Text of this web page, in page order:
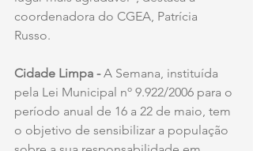
coordenadora do CGEA, Patrícia
Russo.
Cidade Limpa - A Semana, instituída
pela Lei Municipal nº 9.922/2006 para o
período anual de 16 a 22 de maio, tem
o objetivo de sensibilizar a população